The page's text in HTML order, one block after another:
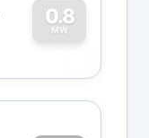
0.8
MW
0